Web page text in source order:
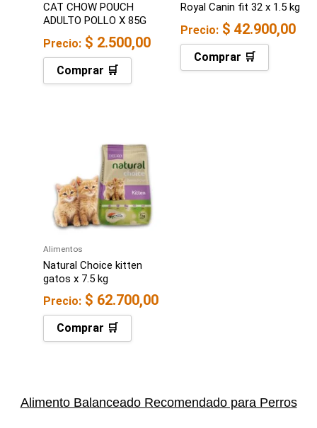
CAT CHOW POUCH
ADULTO POLLO X 85G
Precio: $ 2.500,00
Comprar 🛒
Royal Canin fit 32 x 1.5 kg
Precio: $ 42.900,00
Comprar 🛒
Alimentos
Natural Choice kitten
gatos x 7.5 kg
Precio: $ 62.700,00
Comprar 🛒
Alimento Balanceado Recomendado para Perros